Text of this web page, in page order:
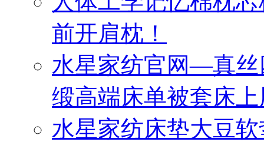
前开肩枕！
水星家纺官网—真丝
缎高端床单被套床
水星家纺床垫大豆